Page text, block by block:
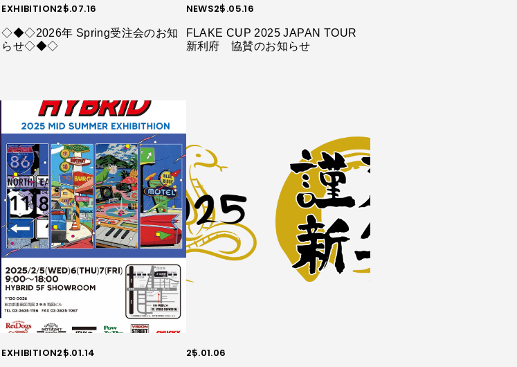
EXHIBITION25.07.16
◇◆◇2026年 Spring受注会のお知
らせ◇◆◇
NEWS25.05.16
FLAKE CUP 2025 JAPAN TOUR
新利府 協賛のお知らせ
EXHIBITION25.01.14 25.01.06